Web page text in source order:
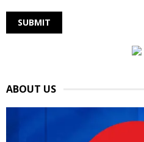
ABOUT US